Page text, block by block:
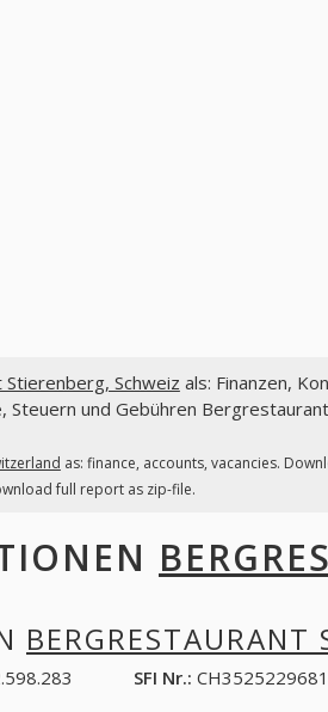
Schweiz als: Finanzen,
und Gebühren
as: finance, accounts, vacancies.
full report as zip-file.
BERGRESTAURANT
SFI Nr.: